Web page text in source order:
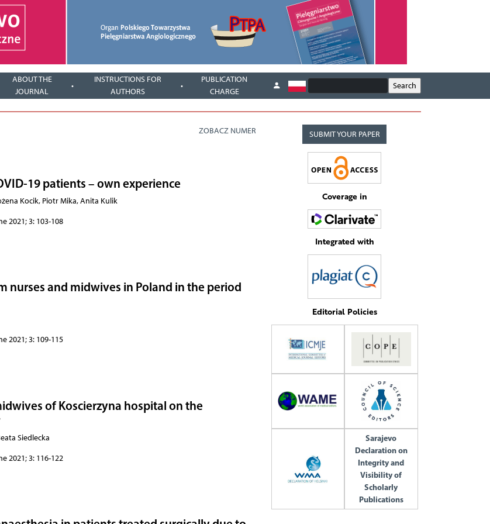
ABOUT THE
JOURNAL
INSTRUCTIONS FOR
AUTHORS
PUBLICATION
CHARGE
ZOBACZ NUMER
19 patients – own experience
Kocik, Piotr Mika, Anita Kulik
2021; 3: 103-108
nurses and midwives in Poland in the period
2021; 3: 109-115
of Koscierzyna hospital on the
Siedlecka
2021; 3: 116-122
SUBMIT YOUR PAPER
Coverage in
Integrated with
Editorial Policies
Sarajevo
Declaration on
Integrity and
Visibility of
Scholarly
Publications